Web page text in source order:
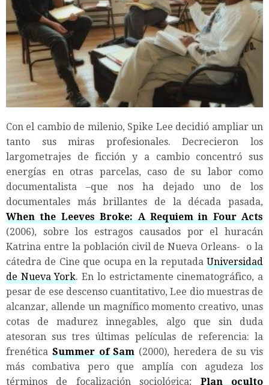
Con el cambio de milenio, Spike Lee decidió ampliar un
tanto sus miras profesionales. Decrecieron los
largometrajes de ficción y a cambio concentró sus
energías en otras parcelas, caso de su labor como
documentalista –que nos ha dejado uno de los
documentales más brillantes de la década pasada,
When the Leeves Broke: A Requiem in Four Acts
(2006), sobre los estragos causados por el huracán
Katrina entre la población civil de Nueva Orleans- o la
cátedra de Cine que ocupa en la reputada Universidad
de Nueva York. En lo estrictamente cinematográfico, a
pesar de ese descenso cuantitativo, Lee dio muestras de
alcanzar, allende un magnífico momento creativo, unas
cotas de madurez innegables, algo que sin duda
atesoran sus tres últimas películas de referencia: la
frenética Summer of Sam (2000), heredera de su vis
más combativa pero que amplía con agudeza los
términos de focalización sociológica; Plan oculto